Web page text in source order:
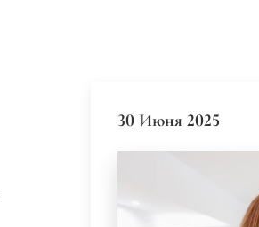
30 Июня 2025